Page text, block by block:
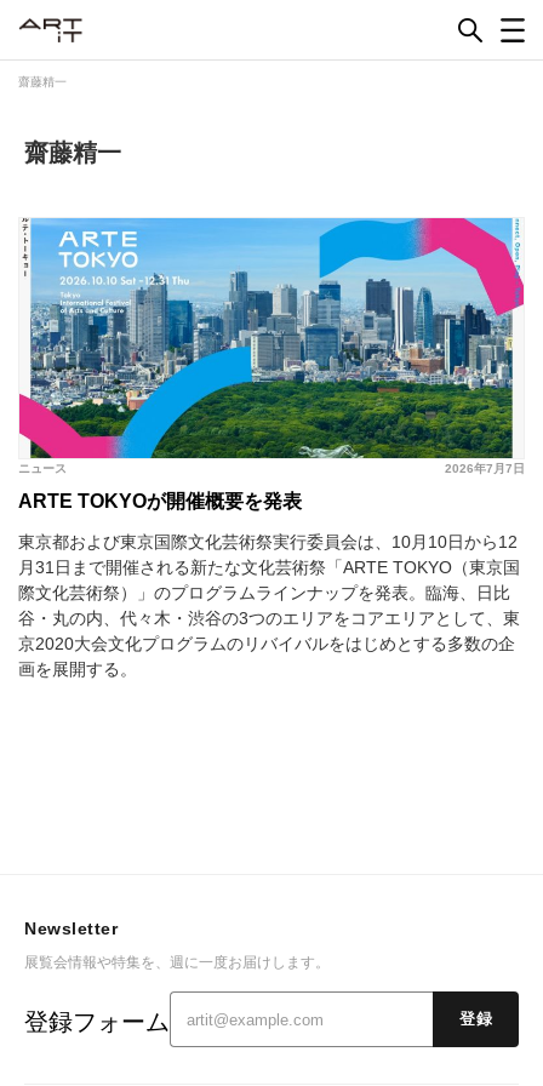
content
齋藤精一
齋藤精一
2026年7月7日
ニュース
ARTE TOKYOが開催概要を発表
東京都および東京国際文化芸術祭実行委員会は、10月10日から12
月31日まで開催される新たな文化芸術祭「ARTE TOKYO（東京国
際文化芸術祭）」のプログラムラインナップを発表。臨海、日比
谷・丸の内、代々木・渋谷の3つのエリアをコアエリアとして、東
京2020大会文化プログラムのリバイバルをはじめとする多数の企
画を展開する。
Newsletter
展覧会情報や特集を、週に一度お届けします。
登録フォーム 登録